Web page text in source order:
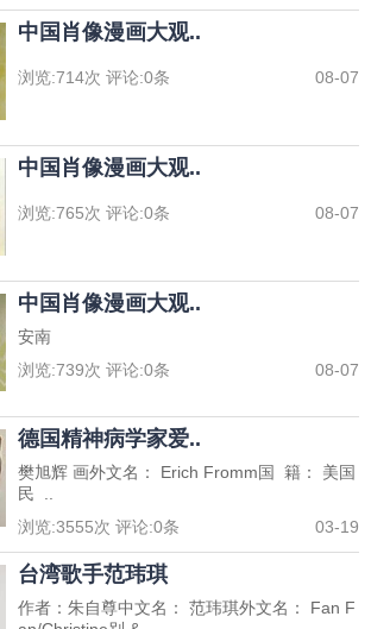
中国肖像漫画大观..
浏览:714次 评论:0条 08-07
中国肖像漫画大观..
浏览:765次 评论:0条 08-07
中国肖像漫画大观..
安南
浏览:739次 评论:0条 08-07
德国精神病学家爱..
樊旭辉 画外文名： Erich Fromm国 籍： 美国
民 ..
浏览:3555次 评论:0条 03-19
台湾歌手范玮琪
作者：朱自尊中文名： 范玮琪外文名： Fan F